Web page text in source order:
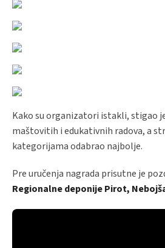
Kako su organizatori istakli, stigao
maštovitih i edukativnih radova, a
kategorijama odabrao najbolje.
Pre uručenja nagrada prisutne je
Regionalne deponije Pirot,